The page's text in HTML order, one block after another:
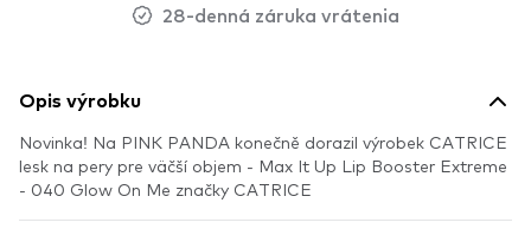
28-denná záruka vrátenia
Opis výrobku
Novinka! Na PINK PANDA konečně dorazil výrobek CATRICE
lesk na pery pre väčší objem - Max It Up Lip Booster Extreme
- 040 Glow On Me značky CATRICE